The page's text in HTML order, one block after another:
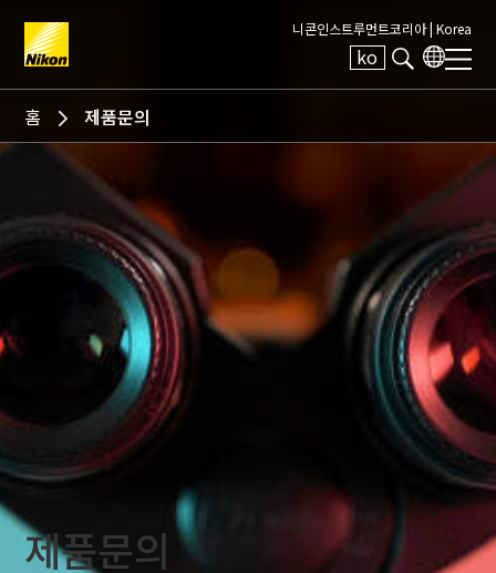
니콘인스트루먼트코리아 | Korea
ko
Search keyword(s)
홈 제품문의
제품문의